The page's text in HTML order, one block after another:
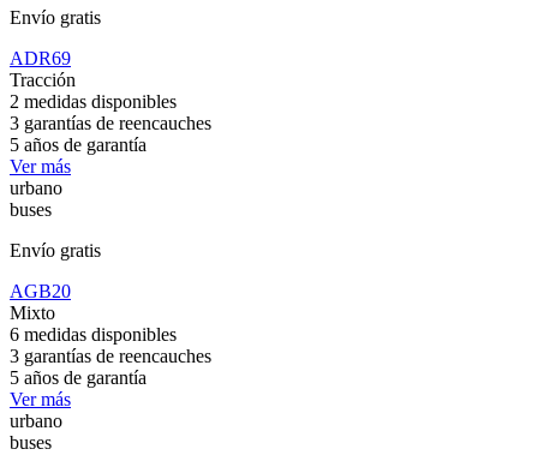
Envío gratis
ADR69
Tracción
2 medidas disponibles
3 garantías de reencauches
5 años de garantía
Ver más
urbano
buses
Envío gratis
AGB20
Mixto
6 medidas disponibles
3 garantías de reencauches
5 años de garantía
Ver más
urbano
buses